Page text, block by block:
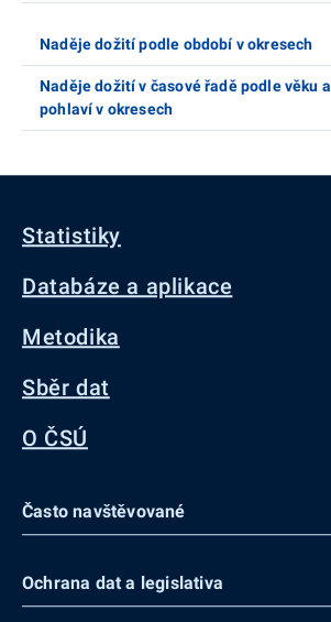
Naděje dožití podle období v okresech
Naděje dožití v časové řadě podle věku a
pohlaví v okresech
Statistiky
Databáze a aplikace
Metodika
Sběr dat
O ČSÚ
Často navštěvované
Ochrana dat a legislativa